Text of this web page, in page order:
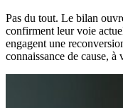
Pas du tout. Le bilan
confirment leur voie
engagent une
connaissance de cause, à